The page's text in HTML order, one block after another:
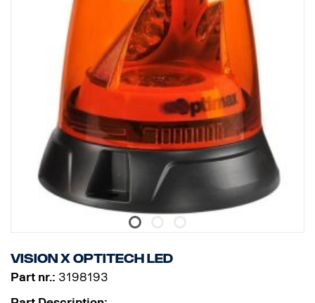
Vision X Optitech LED
Part nr.: 3198193